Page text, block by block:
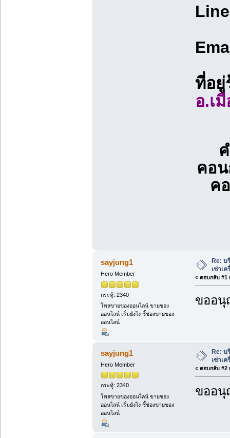
ที่อ
อ.เ
คอน
ค
sayjung1
Hero Member
กระทู้: 2340
โพสขายของออนไลน์ ขายของ
ออนไลน์ เริ่มยังไง ชี้ช่องขายของ
ออนไลน์
Re: บ
เช่าเ
« ตอบกลับ #1
ขออนุ
sayjung1
Hero Member
กระทู้: 2340
โพสขายของออนไลน์ ขายของ
ออนไลน์ เริ่มยังไง ชี้ช่องขายของ
ออนไลน์
Re: บ
เช่าเ
« ตอบกลับ #2
ขออนุ